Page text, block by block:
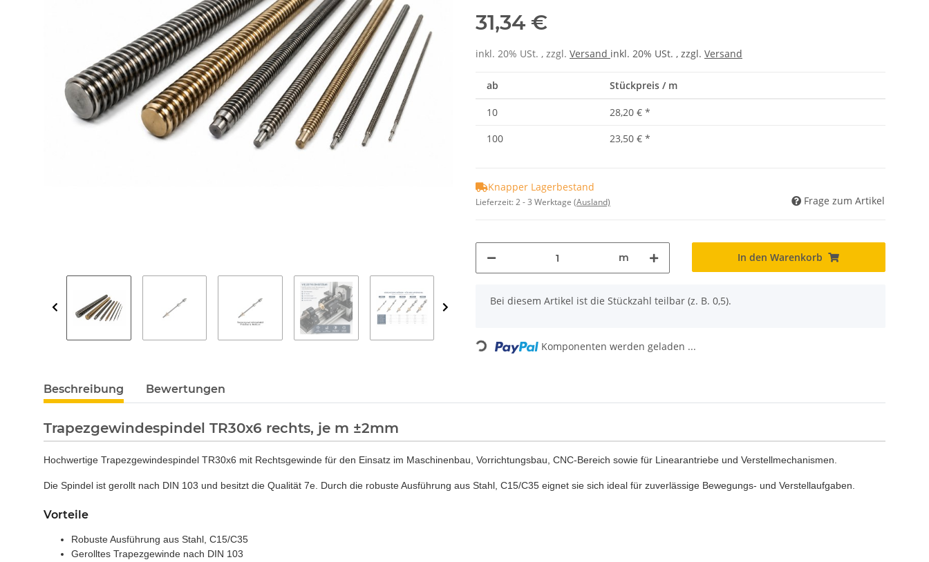
31,34 €
inkl. 20% USt. , zzgl. Versand inkl. 20% USt. , zzgl. Versand
ab Stückpreis / m
10 28,20 € *
100
23,50 € *
Knapper Lagerbestand
Lieferzeit:2 - 3 Werktage (Ausland) Frage zum Artikel
m In den Warenkorb
x
Bei diesem Artikel ist die Stückzahl teilbar (z. B. 0,5).
Loading... Komponenten werden geladen ...
Beschreibung Bewertungen
Trapezgewindespindel TR30x6 rechts, je m ±2mm
Hochwertige Trapezgewindespindel TR30x6 mit Rechtsgewinde für den Einsatz im Maschinenbau, Vorrichtungsbau, CNC-Bereich sowie für Linearantriebe und Verstellmechanismen.
Die Spindel ist gerollt nach DIN 103 und besitzt die Qualität 7e. Durch die robuste Ausführung aus Stahl, C15/C35 eignet sie sich ideal für zuverlässige Bewegungs- und Verstellaufgaben.
Vorteile
Robuste Ausführung aus Stahl, C15/C35
Gerolltes Trapezgewinde nach DIN 103